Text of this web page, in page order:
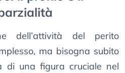
dell’attività del perito
ma bisogna subito
di una figura cruciale nel